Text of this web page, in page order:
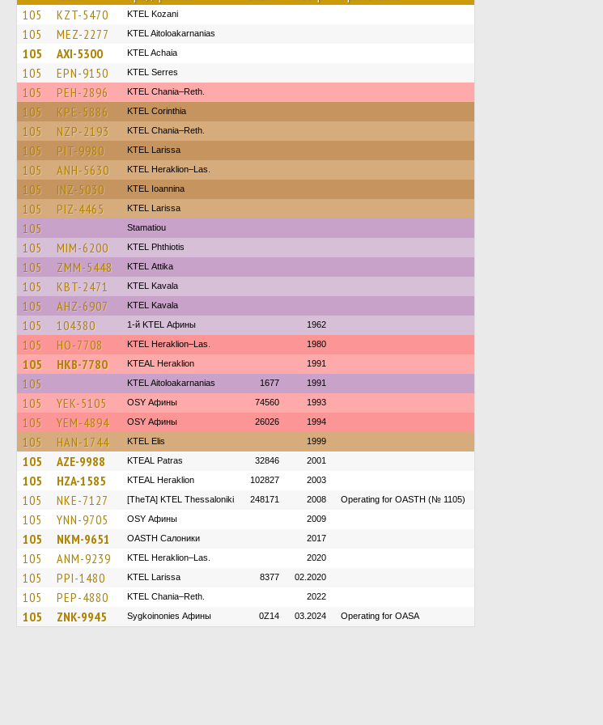
105 KZT-5470 ΚΤΕL Kozani
105 MEZ-2277 KTEL Aitoloakarnanias
105 AXI-5300 KTEL Achaia
105 EPN-9150 KTEL Serres
105 PEH-2896 KTEL Chania–Reth.
105 KPE-5886 KTEL Corinthia
105 NZP-2193 KTEL Chania–Reth.
105 PIT-9980 KTEL Larissa
105 ANH-5630 KTEL Heraklion–Las.
105 INZ-5030 KTEL Ioannina
105 PIZ-4465 KTEL Larissa
105 Stamatiou
105 MIM-6200 ΚΤΕL Phthiotis
105 ZMM-5448 KΤΕL Αttika
105 KBT-2471 KTEL Kavala
105 AHZ-6907 KTEL Kavala
105 104380 1-й KTEL Афины 1962
105 HO-7708 KTEL Heraklion–Las. 1980
105 HKB-7780 KTEAL Heraklion 1991
105 KTEL Aitoloakarnanias 1677 1991
105 YEK-5105 OSY Афины 74560 1993
105 YEM-4894 OSY Афины 26026 1994
105 HAN-1744 KTEL Elis 1999
105 AZE-9988 KTEAL Patras 32846 2001
105 HZA-1585 KTEAL Heraklion 102827 2003
105 NKE-7127 [TheTA] KTEL Thessaloniki 248171 2008 Operating for OASTH (№ 1105)
105 YNN-9705 OSY Афины 2009
105 NKM-9651 OASTH Салоники 2017
105 ANM-9239 KTEL Heraklion–Las. 2020
105 PPI-1480 KTEL Larissa 8377 02.2020
105 PEP-4880 KTEL Chania–Reth. 2022
105 ZNK-9945 Sygkoinonies Афины 0Z14 03.2024 Operating for OASA